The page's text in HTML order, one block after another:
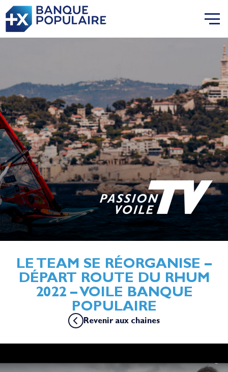
LE TEAM SE RÉORGANISE –
DÉPART ROUTE DU RHUM
2022 – VOILE BANQUE
POPULAIRE
Revenir aux chaines